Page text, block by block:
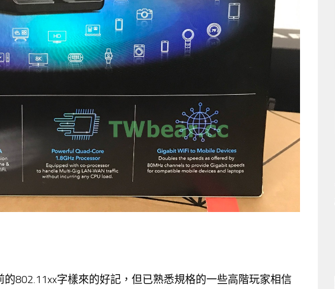
802.11xx字樣來的好記，但已熟悉規格的一些高階玩家相信